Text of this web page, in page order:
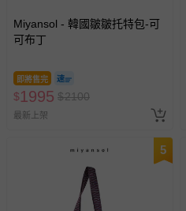
Miyansol - 韓國皺皺托特包-可
可布丁
即將售完
$1995 $2100
最新上架
5